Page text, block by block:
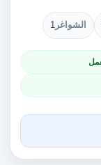
الشواغر 1